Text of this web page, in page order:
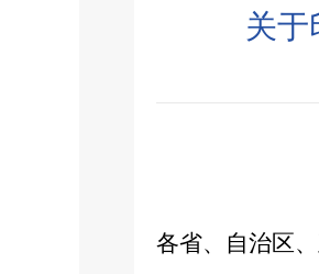
关于
各省、自治区